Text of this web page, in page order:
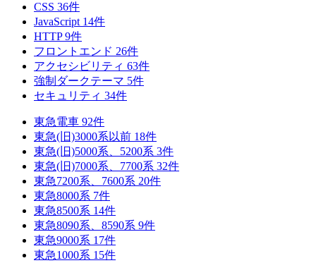
CSS 36件
JavaScript 14件
HTTP9件
フロントエンド 26件
アクセシビリティ 63件
強制ダークテーマ 5件
セキュリティ 34件
東急電車 92件
東急(旧)3000系以前 18件
東急(旧)5000系、5200系 3件
東急(旧)7000系、7700系 32件
東急7200系、7600系 20件
東急8000系 7件
東急8500系 14件
東急8090系、8590系 9件
東急9000系 17件
東急1000系 15件